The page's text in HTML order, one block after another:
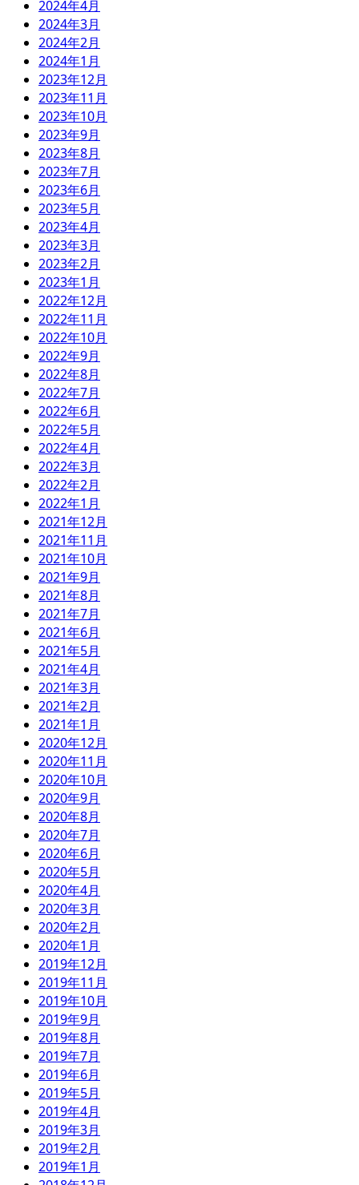
2024年4月
2024年3月
2024年2月
2024年1月
2023年12月
2023年11月
2023年10月
2023年9月
2023年8月
2023年7月
2023年6月
2023年5月
2023年4月
2023年3月
2023年2月
2023年1月
2022年12月
2022年11月
2022年10月
2022年9月
2022年8月
2022年7月
2022年6月
2022年5月
2022年4月
2022年3月
2022年2月
2022年1月
2021年12月
2021年11月
2021年10月
2021年9月
2021年8月
2021年7月
2021年6月
2021年5月
2021年4月
2021年3月
2021年2月
2021年1月
2020年12月
2020年11月
2020年10月
2020年9月
2020年8月
2020年7月
2020年6月
2020年5月
2020年4月
2020年3月
2020年2月
2020年1月
2019年12月
2019年11月
2019年10月
2019年9月
2019年8月
2019年7月
2019年6月
2019年5月
2019年4月
2019年3月
2019年2月
2019年1月